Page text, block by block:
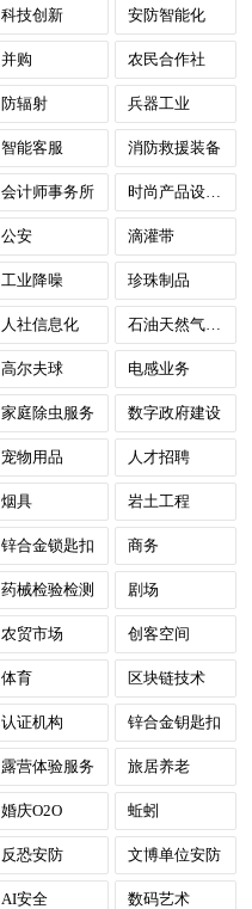
科技创新 安防智能化
并购 农民合作社
防辐射 兵器工业
智能客服 消防救援装备
会计师事务所
公安 滴灌带
工业降噪 珍珠制品
人社信息化
高尔夫球 电感业务
家庭除虫服务 数字政府建设
宠物用品 人才招聘
烟具 岩土工程
锌合金锁匙扣 商务
药械检验检测 剧场
农贸市场 创客空间
体育 区块链技术
认证机构 锌合金钥匙扣
露营体验服务 旅居养老
婚庆O2O 蚯蚓
反恐安防 文博单位安防
AI安全 数码艺术